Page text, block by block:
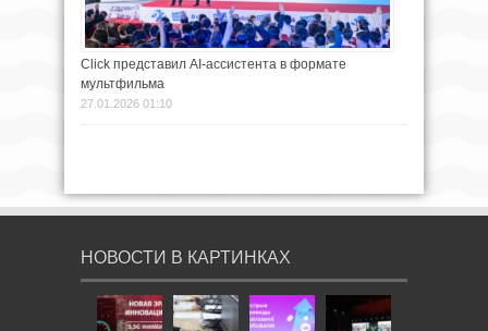
Click представил AI-ассистента в формате
мультфильма
27.01.2026 01:10
НОВОСТИ В КАРТИНКАХ